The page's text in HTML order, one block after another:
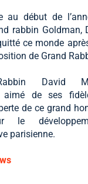
au début de
rabbin Goldman,
ce monde
de Grand
David
aimé de ses
de ce grand
le
parisienne.